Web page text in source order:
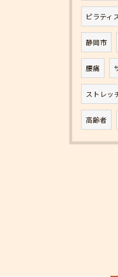
ピラティ
静岡市
腰痛
ストレッ
高齢者